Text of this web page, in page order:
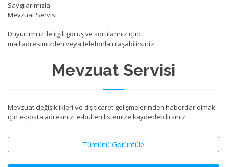
Mevzuat Servisi
Mevzuat değişiklikleri ve dış ticaret gelişmelerinden haberdar olmak
için e-posta adresinizi e-bülten listemize kaydedebilirsiniz.
Tümünü Görüntüle
Saygılarımızla
Mevzuat Servisi
Duyurumuz ile ilgili görüş ve sorularınız için:
mail adresimizden veya telefonla ulaşabilirsiniz